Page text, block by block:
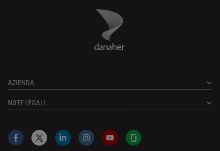
Danaher Logo
AZIENDA
NOTE LEGALI
Facebook
X LinkedInInstagramYouTubeGlassdoor